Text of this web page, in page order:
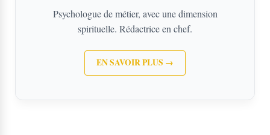
Psychologue de métier, avec une dimension
spirituelle. Rédactrice en chef.
EN SAVOIR PLUS →